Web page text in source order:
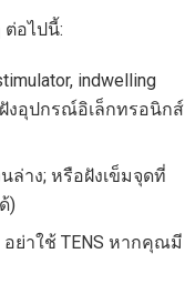
ต่อไปนี้:
indwelling
งอุปกรณ์อิเล็กทรอนิกส์
ล่าง; หรือฝังเข็มจุดที่
)
อย่าใช้ TENS หากคุณมี